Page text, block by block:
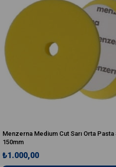
Menzerna Medium Cut Sarı Orta Pasta
150mm
₺1.000,00